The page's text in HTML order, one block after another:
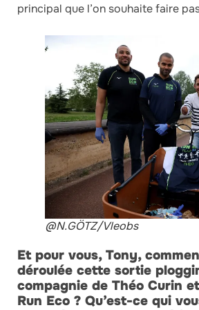
principal que l’on souhaite faire
@N.GÖTZ/Vleobs
Et pour vous, Tony,
déroulée cette sortie
compagnie de Théo Curin
Run Eco ? Qu’est-ce qui